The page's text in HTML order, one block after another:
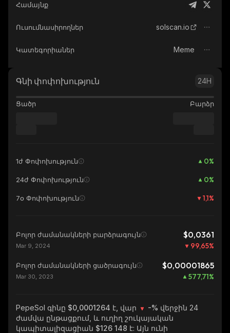
Համայնք
Ուսումնասիրողներ solscan.io
Կատեգորիաներ Meme
Գնի փոփոխություն 24H
Ցածր Բարձր
1ժ Փոփոխություն 0%
24ժ Փոփոխություն 0%
7օ Փոփոխություն 1,1%
Բոլոր ժամանակների բարձրագույն $0,0361
Mar 9, 2024 99,65%
Բոլոր ժամանակների ցածրագույն $0,00001865
Mar 30, 2023 577,71%
PepeSol գինը $0,0001264 է, վար -% վերջին 24
ժամվա ընթացքում, և ուղիղ շուկայական
կապիտալիզացիան $126 148 է: Այն ունի